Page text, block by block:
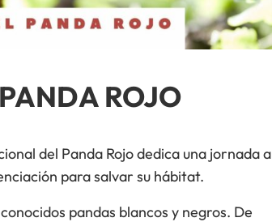
ROJO
del Panda Rojo dedica una jornada a
para salvar su hábitat.
pandas blancos y negros. De